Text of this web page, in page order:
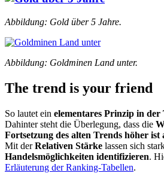
Abbildung: Gold über 5 Jahre.
Abbildung: Goldminen Land unter.
The trend is your friend
So lautet ein elementares Prinzip in der
Dahinter steht die Überlegung, dass die
Fortsetzung des alten Trends höher ist
Mit derRelativen Stärke lassen sich
Handelsmöglichkeiten identifizieren.
Erläuterung der Ranking-Tabellen.